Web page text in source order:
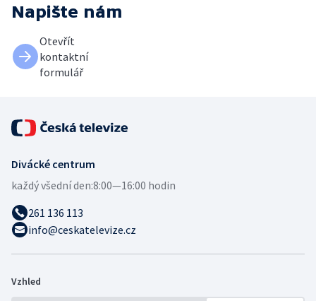
Napište nám
Otevřít
kontaktní
formulář
Divácké centrum
každý všední den:8:00—16:00 hodin
261 136 113
info@ceskatelevize.cz
Vzhled